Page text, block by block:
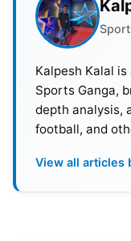
Kalpesh Kalal
Sports Ganga,
depth analysis,
football, and
View all articles